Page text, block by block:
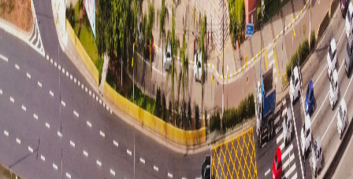
agilidade no processo de locação e sempre focando
em proporcionar a melhor experiência ao cliente,
inserindo a atividade de locação em um ambiente
digital. Um novo e moderno jeito de fazer locação. O
portfólio de 37 shoppings do Grupo AD já faz parte da
AlugueON — empreendimentos de diversos formatos,
localizados tanto em capitais quanto no interior. O
Grupo AD tem 30 anos de experiência em
planejamento, comercialização e gestão de shopping
centers.